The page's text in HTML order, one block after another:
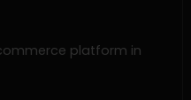
platform in